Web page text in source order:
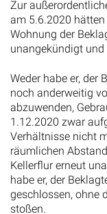
am 5.6.2020
Wohnung der
unangekündigt und
noch anderweitig
abzuwenden,
1.12.2020 zwar
Verhältnisse nicht
räumlichen
Kellerflur erneut
habe er, der
geschlossen, ohne
stoßen.